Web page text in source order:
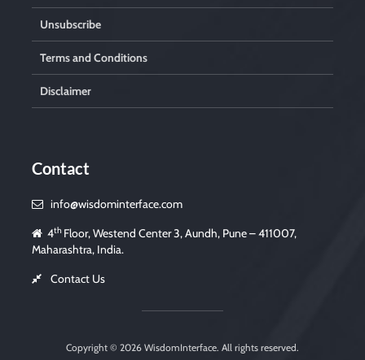
Unsubscribe
Terms and Conditions
Disclaimer
Contact
info@wisdominterface.com
4th Floor, Westend Center 3, Aundh, Pune – 411007,
Maharashtra, India.
Contact Us
Copyright © 2026 WisdomInterface. All rights reserved.